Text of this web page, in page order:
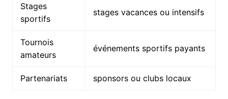
Stages
sportifs
stages vacances ou intensifs
Tournois
amateurs
événements sportifs payants
Partenariats sponsors ou clubs locaux